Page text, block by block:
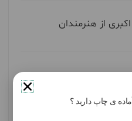
اکبری از هنرمندان
ی چاپ دارید ؟